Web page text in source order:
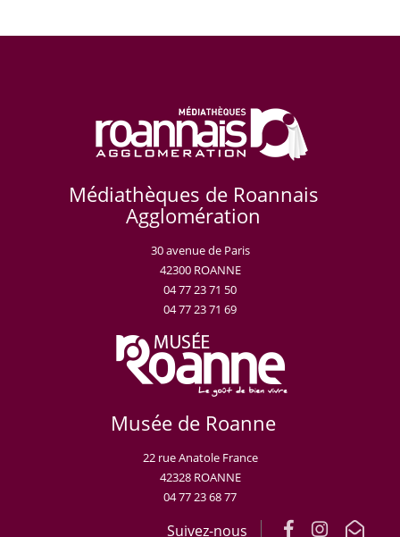
Médiathèques de Roannais
Agglomération
30 avenue de Paris
42300 ROANNE
04 77 23 71 50
04 77 23 71 69
Musée de Roanne
22 rue Anatole France
42328 ROANNE
04 77 23 68 77
Suivez-nous